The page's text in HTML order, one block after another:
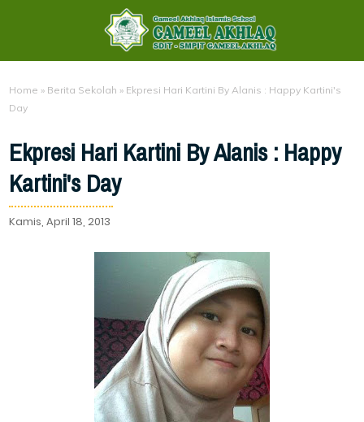
Home » Berita Sekolah » Ekpresi Hari Kartini By Alanis : Happy Kartini's
Day
Ekpresi Hari Kartini By Alanis : Happy
Kartini's Day
Kamis, April 18, 2013